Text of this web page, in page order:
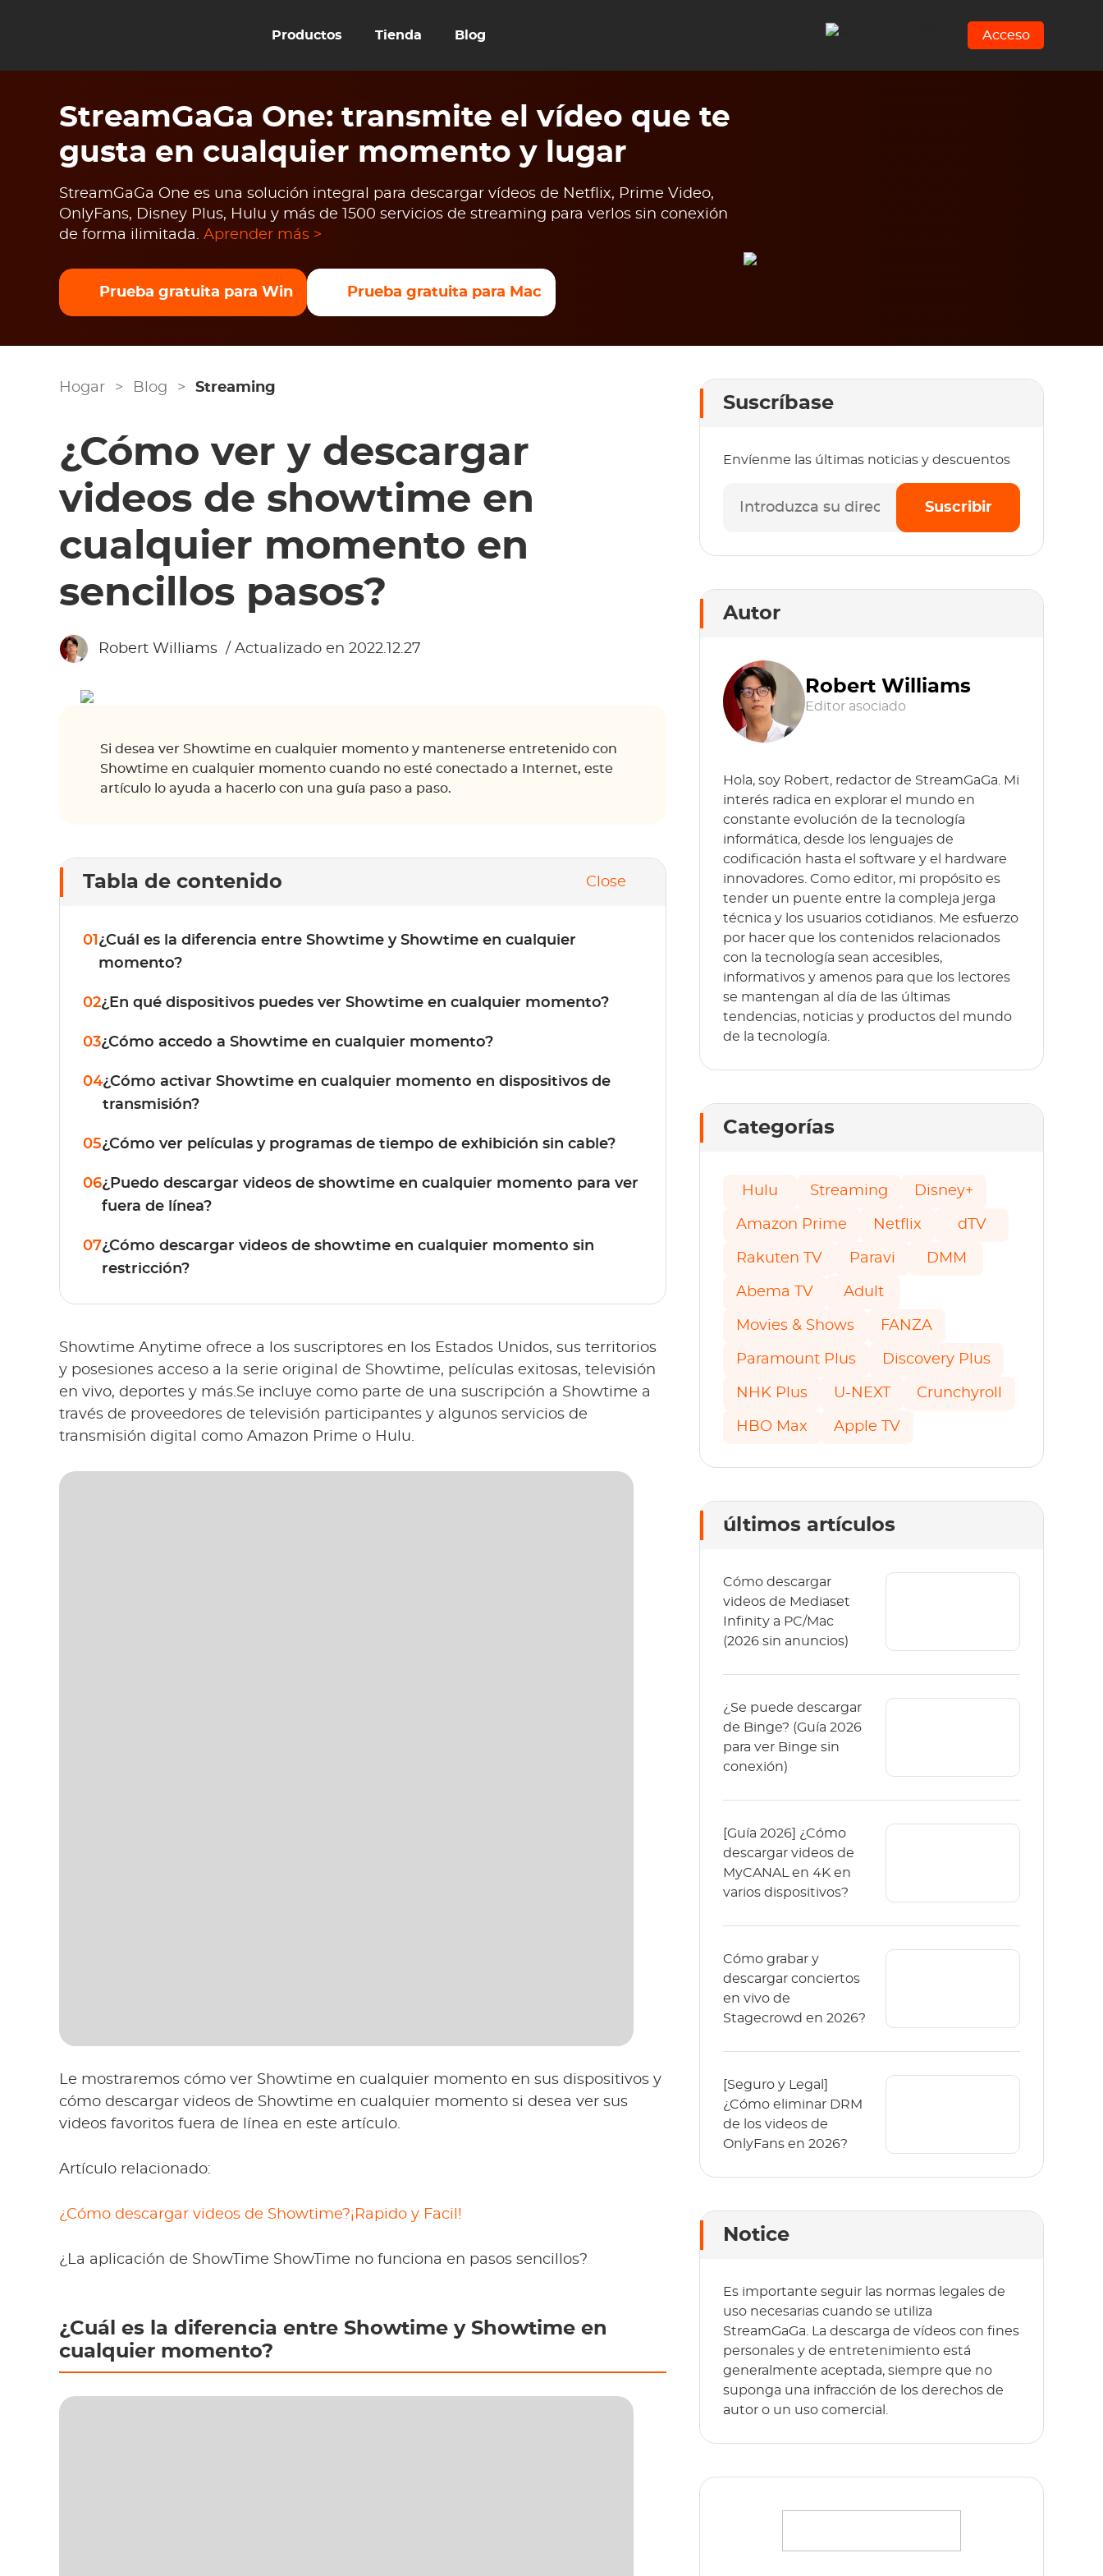
Productos Tienda Blog Acceso
StreamGaGa One: transmite el vídeo que te
gusta en cualquier momento y lugar
StreamGaGa One es una solución integral para descargar vídeos de Netflix, Prime Video,
OnlyFans, Disney Plus, Hulu y más de 1500 servicios de streaming para verlos sin conexión
de forma ilimitada. Aprender más >
Prueba gratuita para Win Prueba gratuita para Mac
Hogar > Blog > Streaming
¿Cómo ver y descargar
videos de showtime en
cualquier momento en
sencillos pasos?
Robert Williams / Actualizado en 2022.12.27
Si desea ver Showtime en cualquier momento y mantenerse entretenido con
Showtime en cualquier momento cuando no esté conectado a Internet, este
artículo lo ayuda a hacerlo con una guía paso a paso.
Tabla de contenido Close
01 ¿Cuál es la diferencia entre Showtime y Showtime en cualquier
momento?
02¿En qué dispositivos puedes ver Showtime en cualquier momento?
03¿Cómo accedo a Showtime en cualquier momento?
04¿Cómo activar Showtime en cualquier momento en dispositivos de
transmisión?
05¿Cómo ver películas y programas de tiempo de exhibición sin cable?
06¿Puedo descargar videos de showtime en cualquier momento para ver
fuera de línea?
07¿Cómo descargar videos de showtime en cualquier momento sin
restricción?
Showtime Anytime ofrece a los suscriptores en los Estados Unidos, sus territorios
y posesiones acceso a la serie original de Showtime, películas exitosas, televisión
en vivo, deportes y más.Se incluye como parte de una suscripción a Showtime a
través de proveedores de televisión participantes y algunos servicios de
transmisión digital como Amazon Prime o Hulu.
Le mostraremos cómo ver Showtime en cualquier momento en sus dispositivos y
cómo descargar videos de Showtime en cualquier momento si desea ver sus
videos favoritos fuera de línea en este artículo.
Artículo relacionado:
¿Cómo descargar videos de Showtime?¡Rapido y Facil!
¿La aplicación de ShowTime ShowTime no funciona en pasos sencillos?
¿Cuál es la diferencia entre Showtime y Showtime en
cualquier momento?
Suscríbase
Envíenme las últimas noticias y descuentos
Suscribir
Autor
Robert Williams
Editor asociado
Hola, soy Robert, redactor de StreamGaGa. Mi
interés radica en explorar el mundo en
constante evolución de la tecnología
informática, desde los lenguajes de
codificación hasta el software y el hardware
innovadores. Como editor, mi propósito es
tender un puente entre la compleja jerga
técnica y los usuarios cotidianos. Me esfuerzo
por hacer que los contenidos relacionados
con la tecnología sean accesibles,
informativos y amenos para que los lectores
se mantengan al día de las últimas
tendencias, noticias y productos del mundo
de la tecnología.
Categorías
Hulu Streaming Disney+
Amazon Prime Netflix dTV
Rakuten TV Paravi DMM
Abema TV Adult
Movies & Shows FANZA
Paramount Plus Discovery Plus
NHK Plus U-NEXT Crunchyroll
HBO Max Apple TV
últimos artículos
Cómo descargar
videos de Mediaset
Infinity a PC/Mac
(2026 sin anuncios)
¿Se puede descargar
de Binge? (Guía 2026
para ver Binge sin
conexión)
[Guía 2026] ¿Cómo
descargar videos de
MyCANAL en 4K en
varios dispositivos?
Cómo grabar y
descargar conciertos
en vivo de
Stagecrowd en 2026?
[Seguro y Legal]
¿Cómo eliminar DRM
de los videos de
OnlyFans en 2026?
Notice
Es importante seguir las normas legales de
uso necesarias cuando se utiliza
StreamGaGa. La descarga de vídeos con fines
personales y de entretenimiento está
generalmente aceptada, siempre que no
suponga una infracción de los derechos de
autor o un uso comercial.